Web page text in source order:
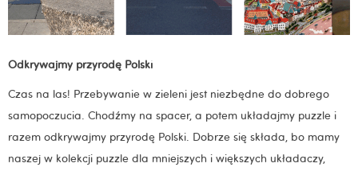
Odkrywajmy przyrodę Polski
Czas na las! Przebywanie w zieleni jest niezbędne do dobrego
samopoczucia. Chodźmy na spacer, a potem układajmy puzzle i
razem odkrywajmy przyrodę Polski. Dobrze się składa, bo mamy
naszej w kolekcji puzzle dla mniejszych i większych układaczy,